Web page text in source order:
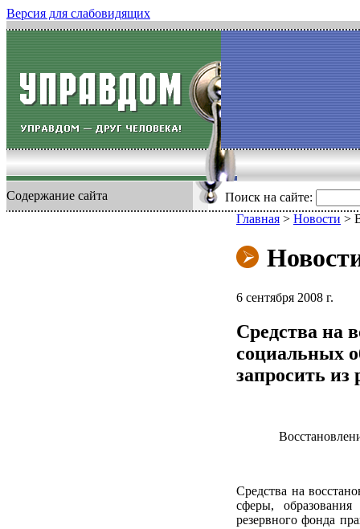
Версия для слабовидящих
Содержание сайта Поиск на сайте:
Главная > Новости >
6 сентября 2008 г.
Средства на
социальных
запросить из
Средства на
сферы,
резервного фонда